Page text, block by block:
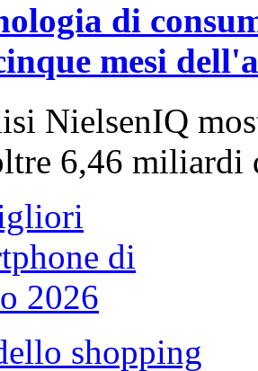
di
mesi
NielsenIQ
6,46
shopping